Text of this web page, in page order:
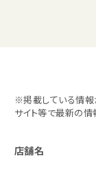
※掲載している情報
サイト等で最新の情
店舗名